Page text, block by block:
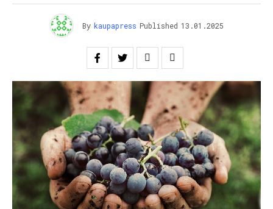
By kaupapress Published 13.01.2025